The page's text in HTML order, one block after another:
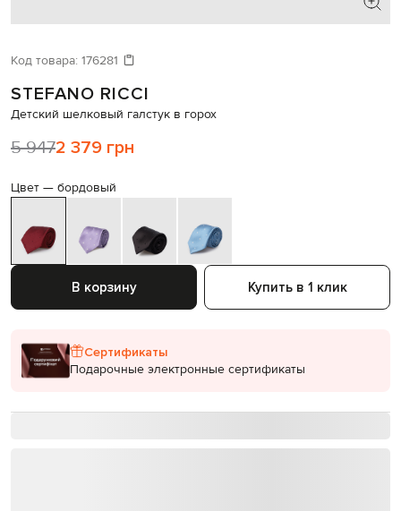
Код товара: 176281
STEFANO RICCI
Детский шелковый галстук в горох
5 9472 379 грн
Цвет — бордовый
В корзину Купить в 1 клик
Сертификаты
Подарочные электронные сертификаты